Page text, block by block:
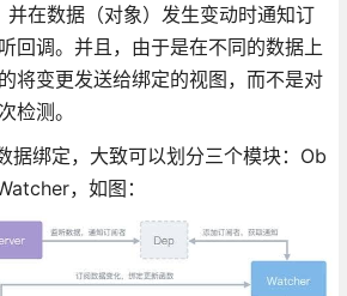
在数据（对象）发生变动时通知订
回调。并且，由于是在不同的数据上
将变更发送给绑定的视图，而不是对
检测。
据绑定，大致可以划分三个模块：Ob
，如图：